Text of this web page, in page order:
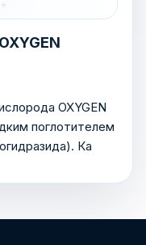
OXYGEN
поглотителем
Ка